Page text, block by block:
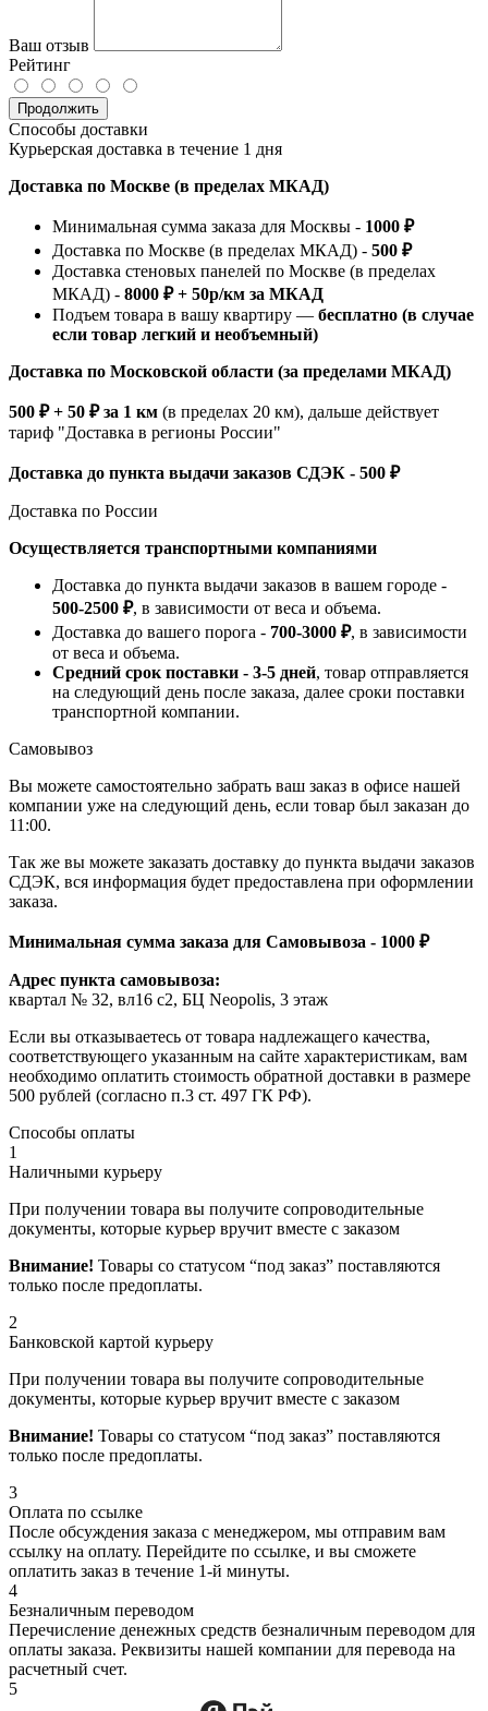
Ваш отзыв
Рейтинг
Продолжить
Способы доставки
Курьерская доставка в течение 1 дня
Доставка по Москве (в пределах МКАД)
Минимальная сумма заказа для Москвы - 1000 ₽
Доставка по Москве (в пределах МКАД) - 500 ₽
Доставка стеновых панелей по Москве (в пределах
МКАД) - 8000 ₽ + 50р/км за МКАД
Подъем товара в вашу квартиру — бесплатно (в случае
если товар легкий и необъемный)
Доставка по Московской области (за пределами МКАД)
500 ₽ + 50 ₽ за 1 км (в пределах 20 км), дальше действует
тариф "Доставка в регионы России"
Доставка до пункта выдачи заказов СДЭК - 500 ₽
Доставка по России
Осуществляется транспортными компаниями
Доставка до пункта выдачи заказов в вашем городе -
500-2500 ₽, в зависимости от веса и объема.
Доставка до вашего порога - 700-3000 ₽, в зависимости
от веса и объема.
Средний срок поставки - 3-5 дней, товар отправляется
на следующий день после заказа, далее сроки поставки
транспортной компании.
Самовывоз
Вы можете самостоятельно забрать ваш заказ в офисе нашей
компании уже на следующий день, если товар был заказан до
11:00.
Так же вы можете заказать доставку до пункта выдачи заказов
СДЭК, вся информация будет предоставлена при оформлении
заказа.
Минимальная сумма заказа для Самовывоза - 1000 ₽
Адрес пункта самовывоза:
квартал № 32, вл16 с2, БЦ Neopolis, 3 этаж
Если вы отказываетесь от товара надлежащего качества,
соответствующего указанным на сайте характеристикам, вам
необходимо оплатить стоимость обратной доставки в размере
500 рублей (согласно п.3 ст. 497 ГК РФ).
Способы оплаты
1
Наличными курьеру
При получении товара вы получите сопроводительные
документы, которые курьер вручит вместе с заказом
Внимание! Товары со статусом “под заказ” поставляются
только после предоплаты.
2
Банковской картой курьеру
При получении товара вы получите сопроводительные
документы, которые курьер вручит вместе с заказом
Внимание! Товары со статусом “под заказ” поставляются
только после предоплаты.
3
Оплата по ссылке
После обсуждения заказа с менеджером, мы отправим вам
ссылку на оплату. Перейдите по ссылке, и вы сможете
оплатить заказ в течение 1-й минуты.
4
Безналичным переводом
Перечисление денежных средств безналичным переводом для
оплаты заказа. Реквизиты нашей компании для перевода на
расчетный счет.
5